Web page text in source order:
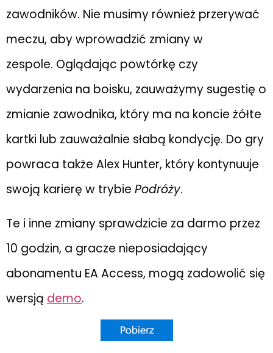
zawodników. Nie musimy również przerywać
meczu, aby wprowadzić zmiany w
zespole. Oglądając powtórkę czy
wydarzenia na boisku, zauważymy sugestię o
zmianie zawodnika, który ma na koncie żółte
kartki lub zauważalnie słabą kondycję. Do gry
powraca także Alex Hunter, który kontynuuje
swoją karierę w trybie Podróży.
Te i inne zmiany sprawdzicie za darmo przez
10 godzin, a gracze nieposiadający
abonamentu EA Access, mogą zadowolić się
wersją demo.